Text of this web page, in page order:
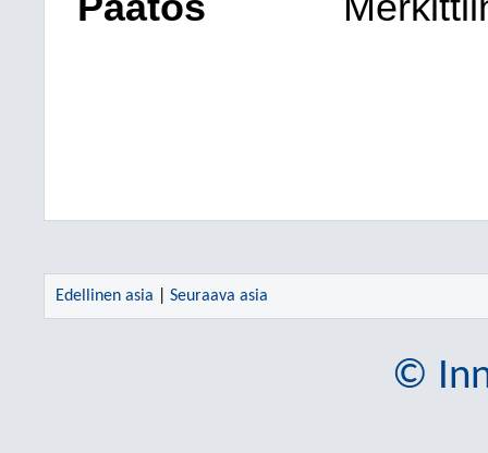
Edellinen asia Seuraava asia
©